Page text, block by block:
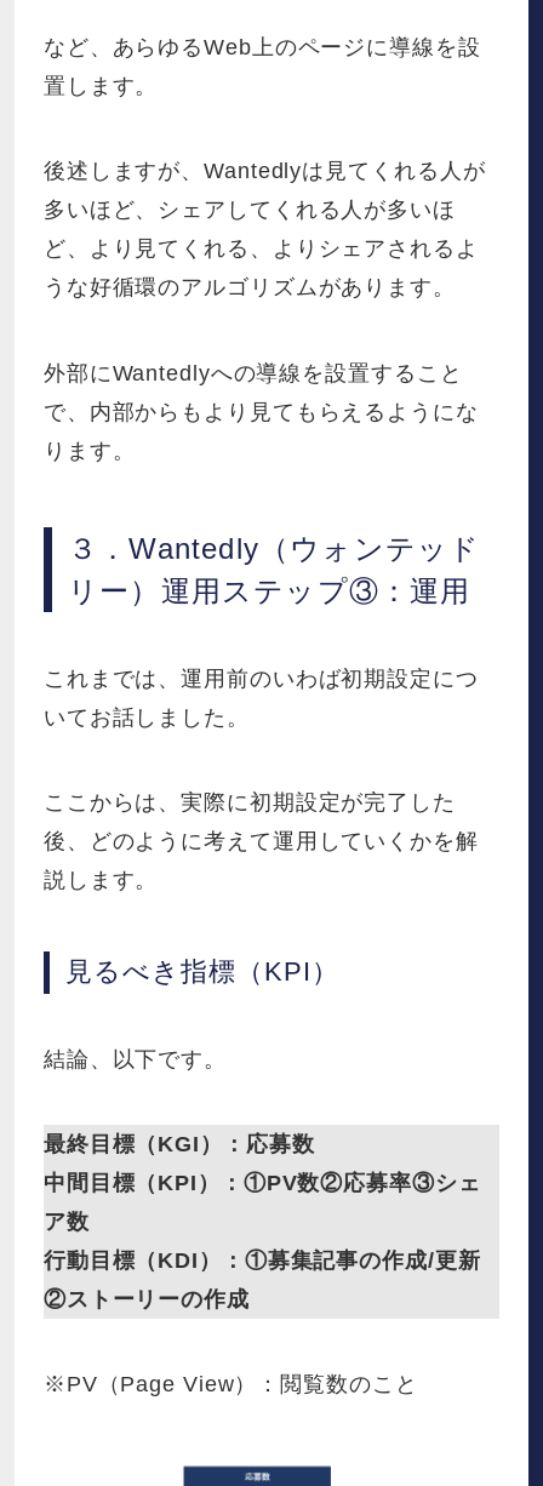
など、あらゆるWeb上のページに導線を設
置します。
後述しますが、Wantedlyは見てくれる人が
多いほど、シェアしてくれる人が多いほ
ど、より見てくれる、よりシェアされるよ
うな好循環のアルゴリズムがあります。
外部にWantedlyへの導線を設置すること
で、内部からもより見てもらえるようにな
ります。
３．Wantedly（ウォンテッド
リー）運用ステップ③：運用
これまでは、運用前のいわば初期設定につ
いてお話しました。
ここからは、実際に初期設定が完了した
後、どのように考えて運用していくかを解
説します。
見るべき指標（KPI）
結論、以下です。
最終目標（KGI）：応募数
中間目標（KPI）：①PV数②応募率③シェ
ア数
行動目標（KDI）：①募集記事の作成/更新
②ストーリーの作成
※PV（Page View）：閲覧数のこと